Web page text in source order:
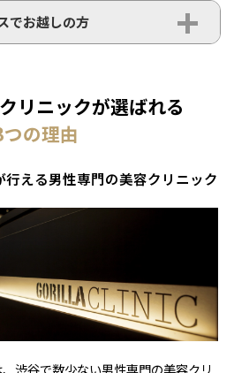
でお越しの方
リニックが選ばれる
つの理由
える男性専門の美容クリニック